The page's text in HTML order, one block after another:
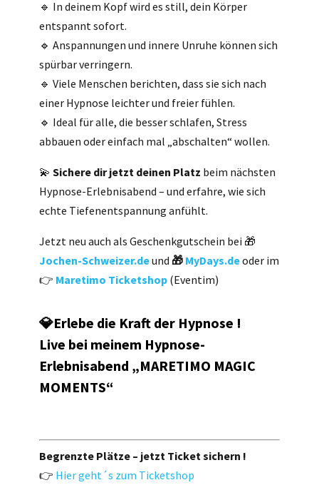
🔹 In deinem Kopf wird es still, dein Körper
entspannt sofort.
🔹 Anspannungen und innere Unruhe können sich
spürbar verringern.
🔹 Viele Menschen berichten, dass sie sich nach
einer Hypnose leichter und freier fühlen.
🔹 Ideal für alle, die besser schlafen, Stress
abbauen oder einfach mal „abschalten“ wollen.
💫 Sichere dir jetzt deinen Platz beim nächsten
Hypnose-Erlebnisabend – und erfahre, wie sich
echte Tiefenentspannung anfühlt.
Jetzt neu auch als Geschenkgutschein bei 🎁
Jochen-Schweizer.deund 🎁 MyDays.deoder im
👉 Maretimo Ticketshop (Eventim)
💎Erlebe die Kraft der Hypnose !
Live bei meinem Hypnose-
Erlebnisabend „MARETIMO MAGIC
MOMENTS“
Begrenzte Plätze – jetzt Ticket sichern !
👉 Hier geht´s zum Ticketshop